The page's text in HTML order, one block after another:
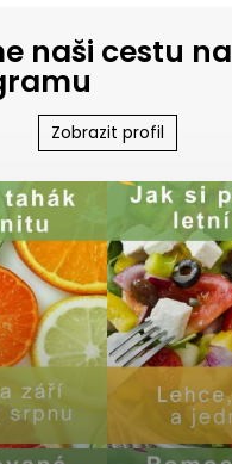
naši cestu na
Zobrazit profil